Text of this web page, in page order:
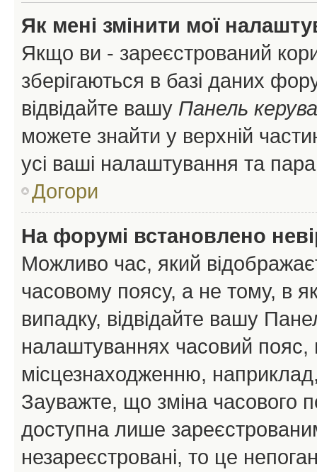
Як мені змінити мої
Якщо ви - зареєстрований
зберігаються в базі даних
відвідайте вашу Панель
можете знайти у верхній
усі ваші налаштування та
Догори
На форумі встановлено
Можливо час, який
часовому поясу, а не тому, в
випадку, відвідайте вашу
налаштуваннях часовий пояс,
місцезнаходженню,
Зауважте, що зміна часового
доступна лише
незареєстровані, то це